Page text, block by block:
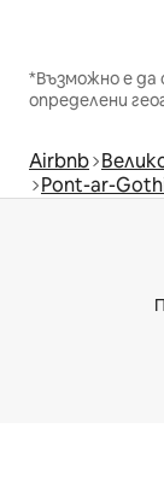
*Възможно е да
определени
Airbnb
Pont-ar-